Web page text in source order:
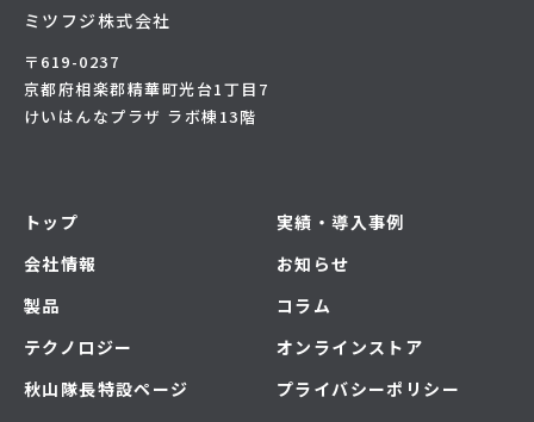
ミツフジ株式会社
〒619-0237
京都府相楽郡精華町光台1丁目7
けいはんなプラザ ラボ棟13階
トップ
会社情報
製品
テクノロジー
秋山隊長特設ページ
実績・導入事例
お知らせ
コラム
オンラインストア
プライバシーポリシー